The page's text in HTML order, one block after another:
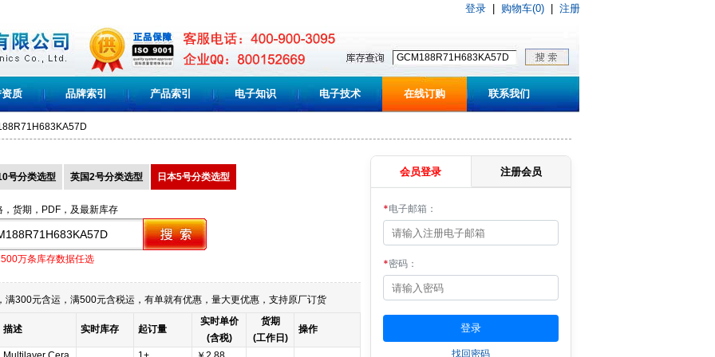
登录 购物车(0) 注册
质 品牌索引 产品索引 电子知识 电子技术 在线订购 联系我们
号分类选型 英国2号分类选型 日本5号分类选型
，货期，PDF，及最新库存
万条库存数据任选
300元含运，满500元含税运，有单就有优惠，量大更优惠，支持原厂订货
描述 实时库存 起订量
实时单价
(含税)
货期
(工作日)
操作
会员登录 注册会员
*电子邮箱：
*密码：
找回密码